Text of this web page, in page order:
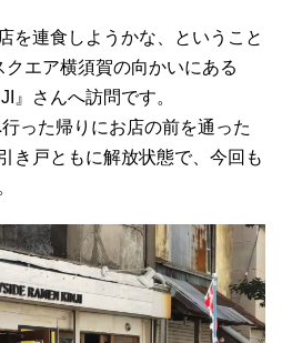
を連食しようかな、ということ
エア横須賀の向かいにある
』さんへ訪問です。
った帰りにお店の前を通った
き戸ともに解放状態で、今回も